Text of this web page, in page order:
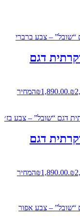
דגם
₪1,890.00
המחיר
דגם
₪1,890.00
המחיר